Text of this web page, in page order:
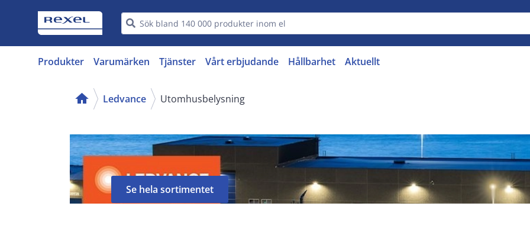
Produkter Varumärken Tjänster Vårt erbjudande Hållbarhet Aktuellt
home Ledvance Utomhusbelysning
Se hela sortimentet